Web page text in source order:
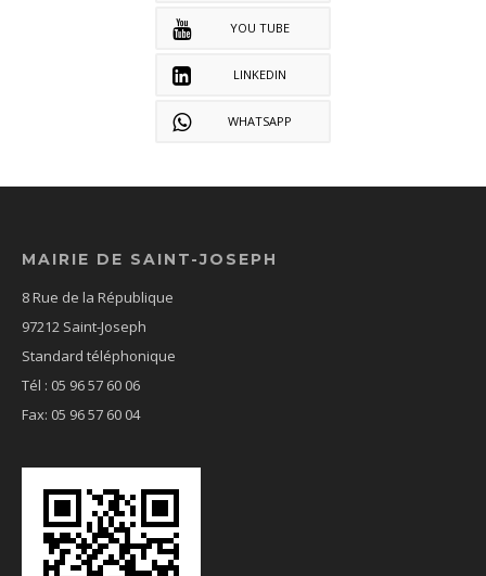
YOU TUBE
LINKEDIN
WHATSAPP
MAIRIE DE SAINT-JOSEPH
8 Rue de la République
97212 Saint-Joseph
Standard téléphonique
Tél : 05 96 57 60 06
Fax: 05 96 57 60 04